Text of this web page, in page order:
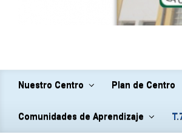
Nuestro Centro Plan de Centro
Comunidades de Aprendizaje